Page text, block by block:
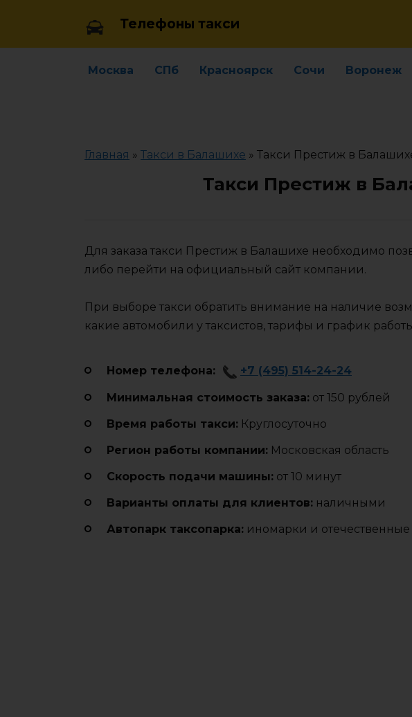
Телефоны такси
Москва СПб Красноярск Сочи Воронеж
Главная » Такси в Балашихе » Такси Престиж в
Такси Престиж в
Для заказа такси Престиж в Балашихе необходимо
либо перейти на официальный сайт компании.
При выборе такси обратить внимание на наличие
какие автомобили у таксистов, тарифы и график
Номер телефона: +7 (495) 514-24-24
Минимальная стоимость заказа: от 150 рублей
Время работы такси: Круглосуточно
Регион работы компании: Московская область
Cкорость подачи машины: от 10 минут
Варианты оплаты для клиентов: наличными
Автопарк таксопарка: иномарки и отечественные